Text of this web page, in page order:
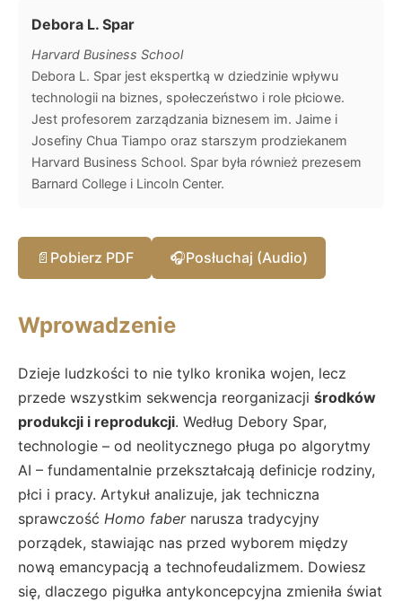
Debora L. Spar
Harvard Business School
Debora L. Spar jest ekspertką w dziedzinie wpływu
technologii na biznes, społeczeństwo i role płciowe.
Jest profesorem zarządzania biznesem im. Jaime i
Josefiny Chua Tiampo oraz starszym prodziekanem
Harvard Business School. Spar była również prezesem
Barnard College i Lincoln Center.
📄 Pobierz PDF 🎧Posłuchaj (Audio)
Wprowadzenie
Dzieje ludzkości to nie tylko kronika wojen, lecz
przede wszystkim sekwencja reorganizacji środków
produkcji i reprodukcji. Według Debory Spar,
technologie – od neolitycznego pługa po algorytmy
AI – fundamentalnie przekształcają definicje rodziny,
płci i pracy. Artykuł analizuje, jak techniczna
sprawczość Homo fabernarusza tradycyjny
porządek, stawiając nas przed wyborem między
nową emancypacją a technofeudalizmem. Dowiesz
się, dlaczego pigułka antykoncepcyjna zmieniła świat